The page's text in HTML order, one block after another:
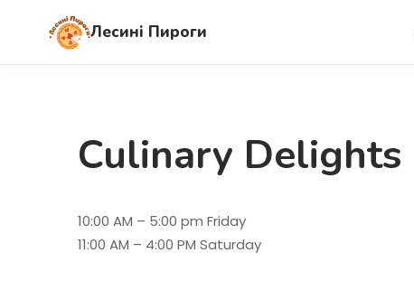
Лесині Пироги
Culinary Delights
10:00 AM – 5:00 pm Friday
11:00 AM – 4:00 PM Saturday